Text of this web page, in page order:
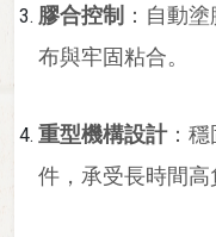
膠合控制 ：自動
布與牢固粘合。
重型機構設計：穩
件，承受長時間高